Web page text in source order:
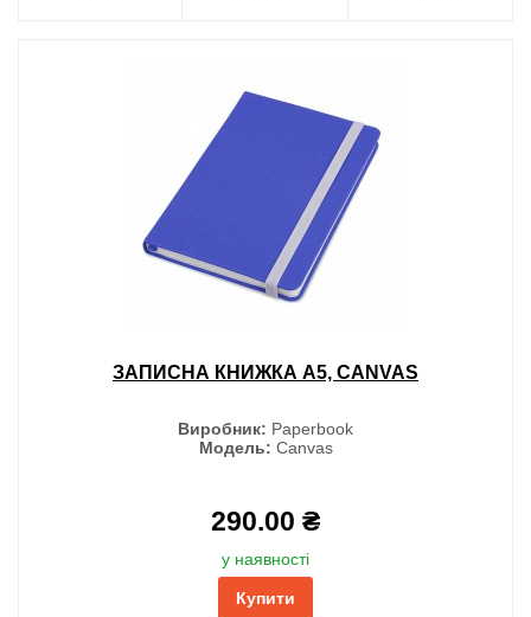
ЗАПИСНА КНИЖКА А5, CANVAS
Виробник: Paperbook
Модель: Canvas
290.00 ₴
у наявності
Купити